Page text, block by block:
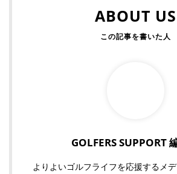
ABOUT US
GOLFERS SUPPORT
よりよいゴルフライフを応援するメデ